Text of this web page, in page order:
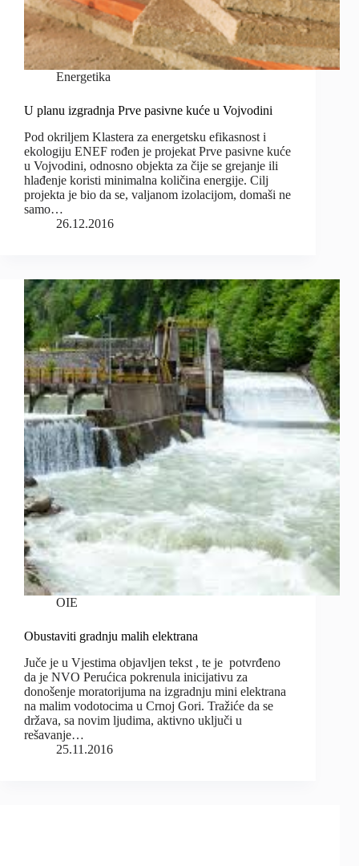
Energetika
U planu izgradnja Prve pasivne kuće u Vojvodini
Pod okriljem Klastera za energetsku efikasnost i
ekologiju ENEF rođen je projekat Prve pasivne kuće
u Vojvodini, odnosno objekta za čije se grejanje ili
hlađenje koristi minimalna količina energije. Cilj
projekta je bio da se, valjanom izolacijom, domaši ne
samo…
26.12.2016
OIE
Obustaviti gradnju malih elektrana
Juče je u Vjestima objavljen tekst , te je potvrđeno
da je NVO Perućica pokrenula inicijativu za
donošenje moratorijuma na izgradnju mini elektrana
na malim vodotocima u Crnoj Gori. Tražiće da se
država, sa novim ljudima, aktivno uključi u
rešavanje…
25.11.2016